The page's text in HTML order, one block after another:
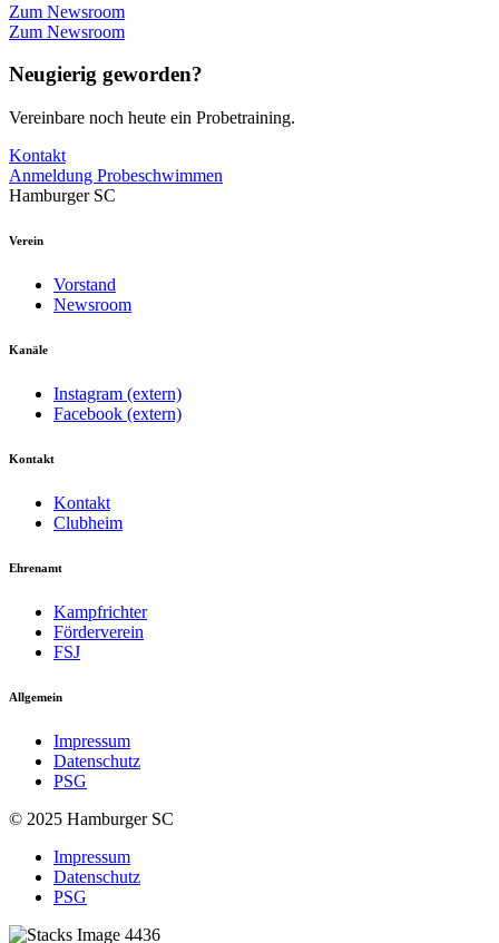
Zum Newsroom
Zum Newsroom
Neugierig geworden?
Vereinbare noch heute ein Probetraining.
Kontakt
Anmeldung Probeschwimmen
Hamburger SC
Verein
Vorstand
Newsroom
Kanäle
Instagram (extern)
Facebook (extern)
Kontakt
Kontakt
Clubheim
Ehrenamt
Kampfrichter
Förderverein
FSJ
Allgemein
Impressum
Datenschutz
PSG
© 2025 Hamburger SC
Impressum
Datenschutz
PSG